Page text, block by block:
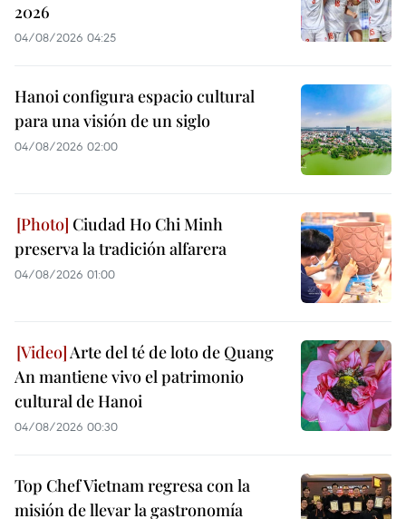
2026
04/08/2026 04:25
Hanoi configura espacio cultural
para una visión de un siglo
04/08/2026 02:00
Ciudad Ho Chi Minh
preserva la tradición alfarera
04/08/2026 01:00
Arte del té de loto de Quang
An mantiene vivo el patrimonio
cultural de Hanoi
04/08/2026 00:30
Top Chef Vietnam regresa con la
misión de llevar la gastronomía